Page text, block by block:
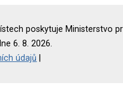
poskytuje Ministerstvo
6. 8. 2026.
údajů